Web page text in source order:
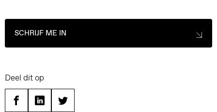
SCHRIJF ME IN
Deel dit op
FacebookLinkedinTwitter